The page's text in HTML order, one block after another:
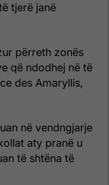
tjerë janë
përreth zonës
që ndodhej në të
des Amaryllis,
në vendngjarje
aty pranë u
të shtëna të